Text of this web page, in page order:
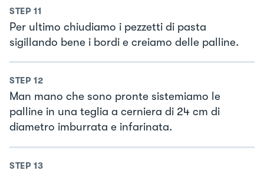
STEP 11
Per ultimo chiudiamo i pezzetti di pasta
sigillando bene i bordi e creiamo delle palline.
STEP 12
Man mano che sono pronte sistemiamo le
palline in una teglia a cerniera di 24 cm di
diametro imburrata e infarinata.
STEP 13